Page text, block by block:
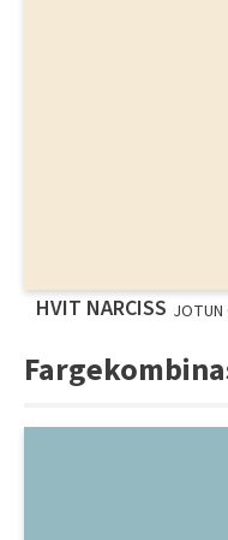
HVIT NARCISS JOTUN